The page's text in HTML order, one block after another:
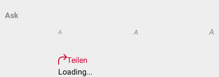
Ask
A A A
Teilen
Loading...